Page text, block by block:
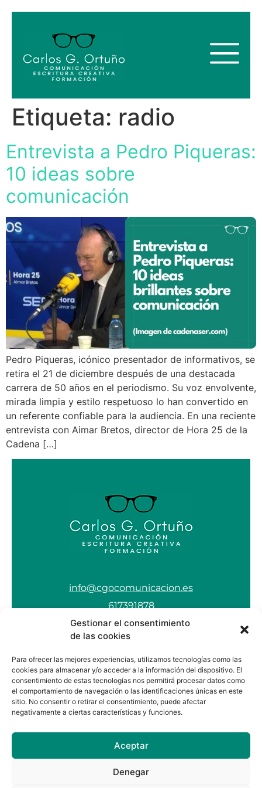
Gestionar el consentimiento
de las cookies
Para ofrecer las mejores experiencias, utilizamos tecnologías como las
cookies para almacenar y/o acceder a la información del dispositivo. El
consentimiento de estas tecnologías nos permitirá procesar datos como
el comportamiento de navegación o las identificaciones únicas en este
sitio. No consentir o retirar el consentimiento, puede afectar
negativamente a ciertas características y funciones.
Aceptar
Denegar
Etiqueta: radio
Entrevista a Pedro Piqueras:
10 ideas sobre
comunicación
Pedro Piqueras, icónico presentador de informativos, se
retira el 21 de diciembre después de una destacada
carrera de 50 años en el periodismo. Su voz envolvente,
mirada limpia y estilo respetuoso lo han convertido en
un referente confiable para la audiencia. En una reciente
entrevista con Aimar Bretos, director de Hora 25 de la
Cadena […]
info@cgocomunicacion.es
617391878
Política de Privacidad
Política de Cookies
Sígueme en